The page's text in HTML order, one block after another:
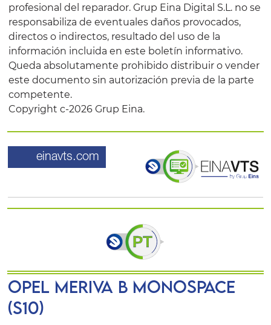
profesional del reparador. Grup Eina Digital S.L. no se
responsabiliza de eventuales daños provocados,
directos o indirectos, resultado del uso de la
información incluida en este boletín informativo.
Queda absolutamente prohibido distribuir o vender
este documento sin autorización previa de la parte
competente.
Copyright c-2026 Grup Eina.
einavts.com
OPEL MERIVA B Monospace
(S10)